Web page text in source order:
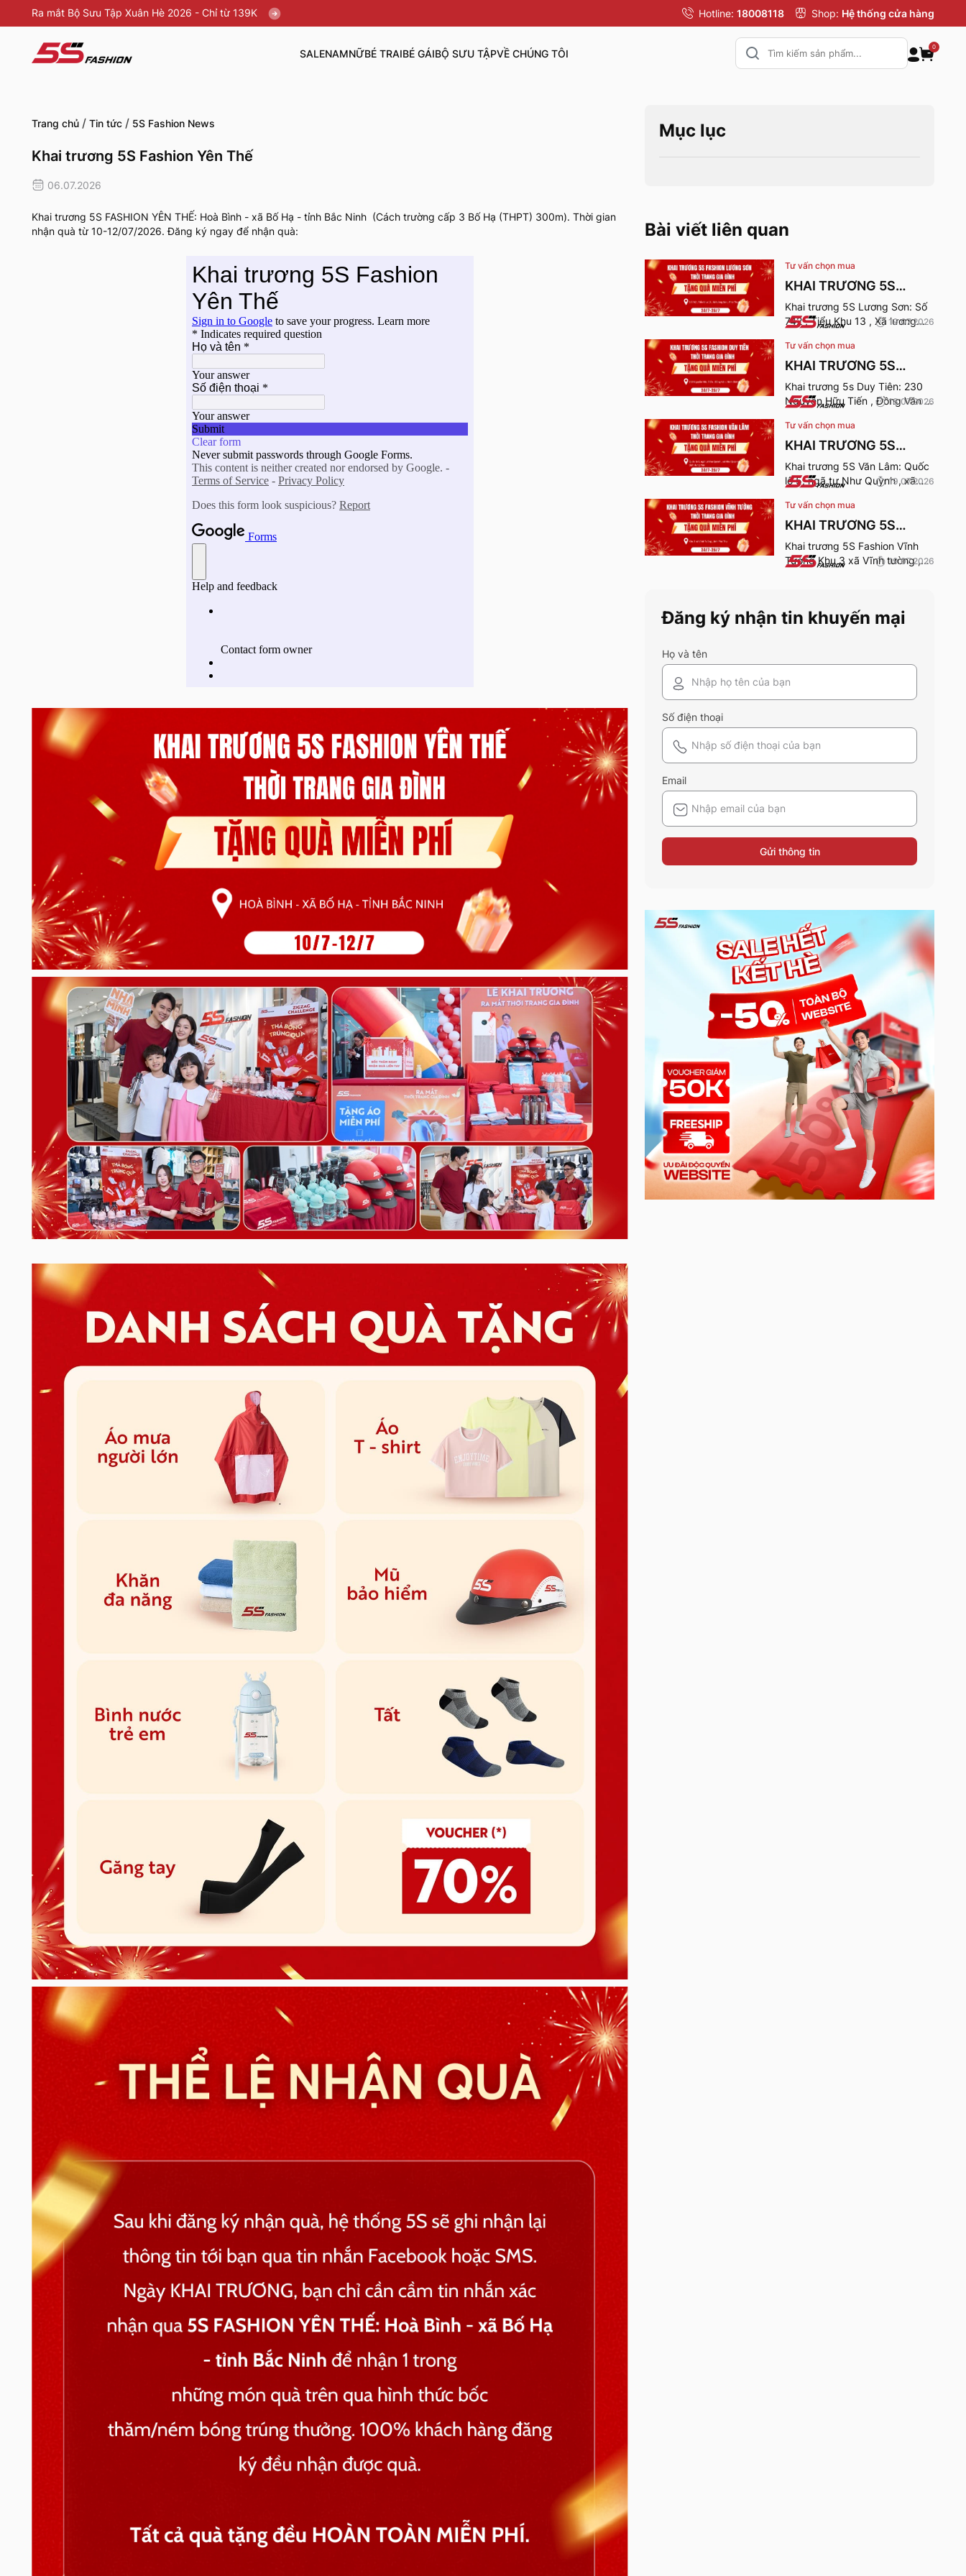
Ra mắt Bộ Sưu Tập Xuân Hè 2026 - Chỉ từ 139K Hotline: 18008118 Shop: Hệ thống cửa hàng
SALENAMNỮBÉ TRAIBÉ GÁIBỘ SƯU TẬPVỀ CHÚNG TÔI
0
Trang chủ / Tin tức / 5S Fashion News
Khai trương 5S Fashion Yên Thế
06.07.2026
Khai trương 5S FASHION YÊN THẾ: Hoà Bình - xã Bố Hạ - tỉnh Bắc Ninh (Cách trường cấp 3 Bố Hạ (THPT) 300m). Thời gian
nhận quà từ 10-12/07/2026. Đăng ký ngay để nhận quà:
Mục lục
Bài viết liên quan
Tư vấn chọn mua
KHAI TRƯƠNG 5S
FASHION LƯƠNG SƠN
Khai trương 5S Lương Sơn: Số
742 , Tiểu Khu 13 , Xã lương
quà từ 24-26/7/2026.
19.07.2026
Tư vấn chọn mua
KHAI TRƯƠNG 5S
FASHION DUY TIÊN
Khai trương 5s Duy Tiên: 230
Nguyễn Hữu Tiến , Đồng Văn ,
từ 24-26/7/2026.
18.07.2026
Tư vấn chọn mua
KHAI TRƯƠNG 5S
FASHION VĂN LÂM
Khai trương 5S Văn Lâm: Quốc
lộ 5, ngã tư Như Quỳnh , xã
gian nhận quà từ 24-
26/7/2026.
19.07.2026
Tư vấn chọn mua
KHAI TRƯƠNG 5S
FASHION VĨNH TƯỜNG
Khai trương 5S Fashion Vĩnh
Tường Khu 3 xã Vĩnh tường ,
19.07.2026
Đăng ký nhận tin khuyến mại
Họ và tên
Số điện thoại
Email
Gửi thông tin